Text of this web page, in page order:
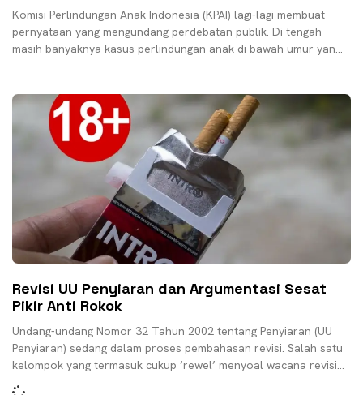
Komisi Perlindungan Anak Indonesia (KPAI) lagi-lagi membuat
pernyataan yang mengundang perdebatan publik. Di tengah
masih banyaknya kasus perlindungan anak di bawah umur yang
Revisi UU Penyiaran dan Argumentasi Sesat
Pikir Anti Rokok
Undang-undang Nomor 32 Tahun 2002 tentang Penyiaran (UU
Penyiaran) sedang dalam proses pembahasan revisi. Salah satu
kelompok yang termasuk cukup ‘rewel’ menyoal wacana revisi
UU